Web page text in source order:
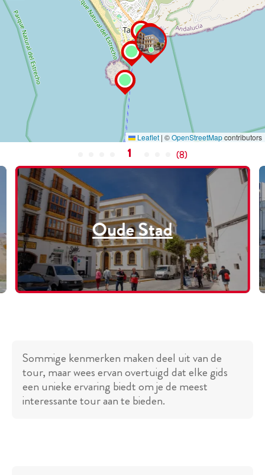
Leaflet | ©OpenStreetMapcontributors
1 (8)
Oude Stad
Sommige kenmerken maken deel uit van de
tour, maar wees ervan overtuigd dat elke gids
een unieke ervaring biedt om je de meest
interessante tour aan te bieden.